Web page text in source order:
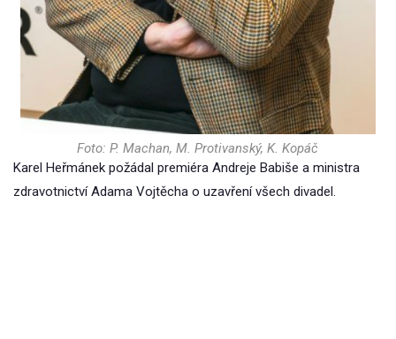
Foto: P. Machan, M. Protivanský, K. Kopáč
Karel Heřmánek požádal premiéra Andreje Babiše a ministra
zdravotnictví Adama Vojtěcha o uzavření všech divadel.